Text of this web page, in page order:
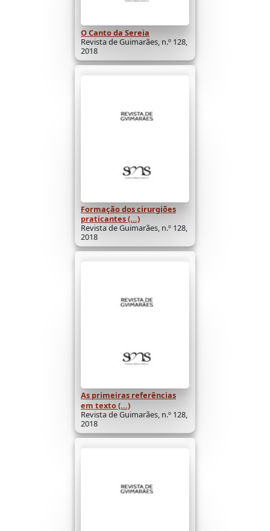
O Canto da Sereia
Revista de Guimarães, n.º 128,
2018
Formação dos cirurgiões
praticantes (...)
Revista de Guimarães, n.º 128,
2018
As primeiras referências
em texto (...)
Revista de Guimarães, n.º 128,
2018